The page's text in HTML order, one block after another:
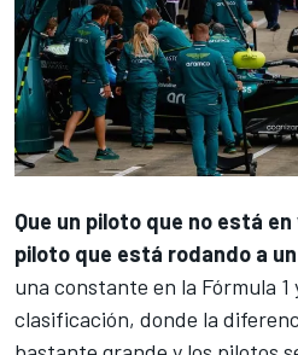
Que un piloto que no está
piloto que está rodando a
una constante en la Fórmula 1
clasificación, donde la